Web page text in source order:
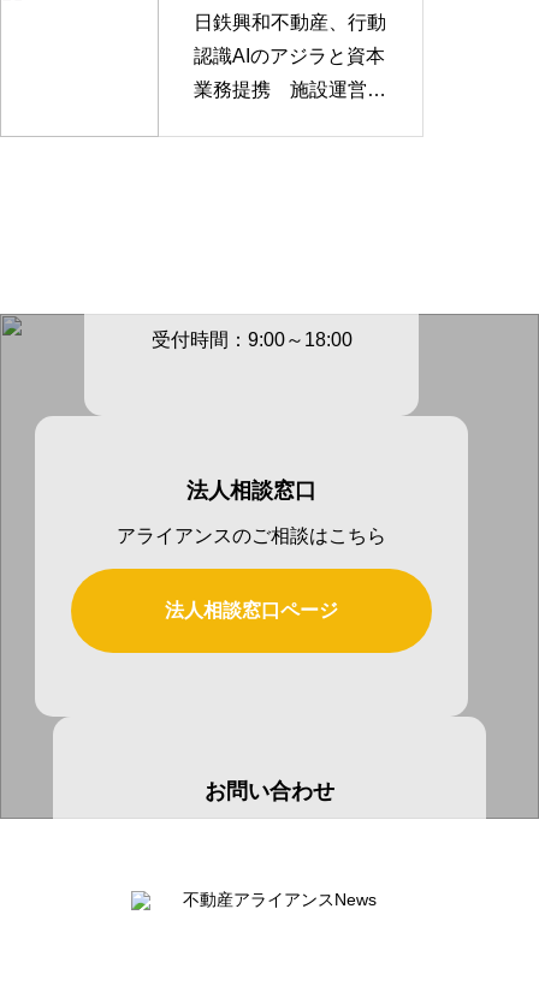
日鉄興和不動産、行動
認識AIのアジラと資本
業務提携 施設運営D
受付時間：9:00～18:00
法人相談窓口
アライアンスのご相談はこちら
法人相談窓口ページ
お問い合わせ
お問い合わせページ